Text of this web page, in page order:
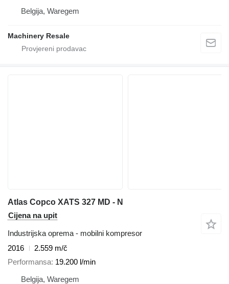
Belgija, Waregem
Machinery Resale
Atlas Copco XATS 327 MD - N
Cijena na upit
Industrijska oprema - mobilni kompresor
2016
2.559 m/č
Performansa 19.200 l/min
Belgija, Waregem